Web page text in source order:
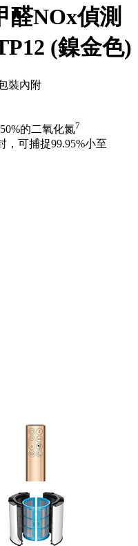
醛NOx偵測
(鎳金色)
裝內附
的二氧化氮7
，可捕捉99.95%小至